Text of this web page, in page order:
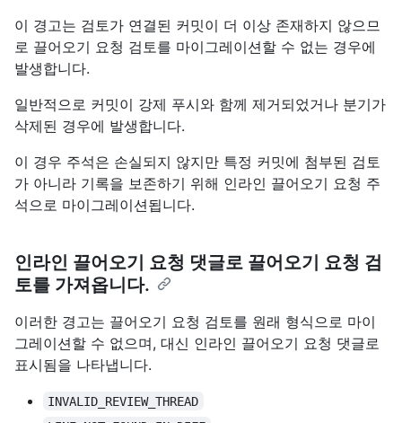
이 경고는 검토가 연결된 커밋이 더 이상 존재하지 않으므
로 끌어오기 요청 검토를 마이그레이션할 수 없는 경우에
발생합니다.
일반적으로 커밋이 강제 푸시와 함께 제거되었거나 분기가
삭제된 경우에 발생합니다.
이 경우 주석은 손실되지 않지만 특정 커밋에 첨부된 검토
가 아니라 기록을 보존하기 위해 인라인 끌어오기 요청 주
석으로 마이그레이션됩니다.
인라인 끌어오기 요청 댓글로 끌어오기 요청 검
토를 가져옵니다.
이러한 경고는 끌어오기 요청 검토를 원래 형식으로 마이
그레이션할 수 없으며, 대신 인라인 끌어오기 요청 댓글로
표시됨을 나타냅니다.
INVALID_REVIEW_THREAD